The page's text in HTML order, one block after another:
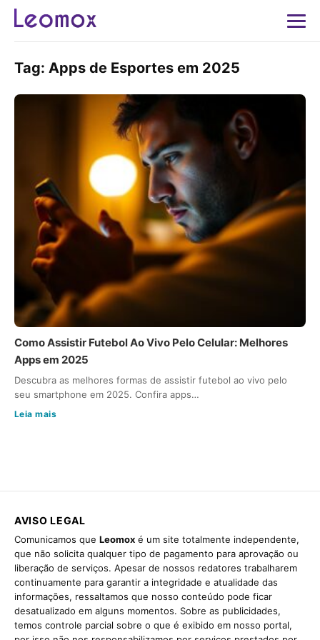
Tag: Apps de Esportes em 2025
Como Assistir Futebol Ao Vivo Pelo Celular: Melhores
Apps em 2025
Descubra as melhores formas de assistir futebol ao vivo pelo
seu smartphone em 2025. Confira apps…
Leia mais
AVISO LEGAL
Comunicamos que Leomox é um site totalmente independente,
que não solicita qualquer tipo de pagamento para aprovação ou
liberação de serviços. Apesar de nossos redatores trabalharem
continuamente para garantir a integridade e atualidade das
informações, ressaltamos que nosso conteúdo pode ficar
desatualizado em alguns momentos. Sobre as publicidades,
temos controle parcial sobre o que é exibido em nosso portal,